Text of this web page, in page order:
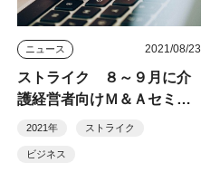
ニュース 2021/08/23
ストライク ８～９月に介
護経営者向けＭ＆Ａセミナ
ー開催
2021年 ストライク
ビジネス